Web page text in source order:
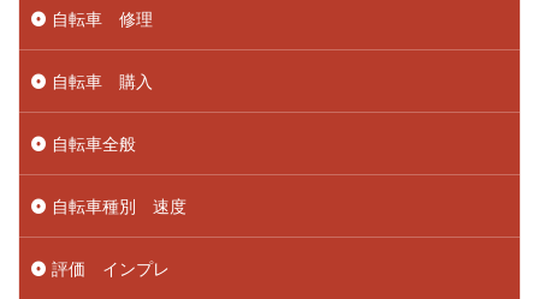
自転車 修理
自転車 購入
自転車全般
自転車種別 速度
評価 インプレ